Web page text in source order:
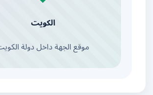
الكويت
موقع الجهة داخل دولة الكويت